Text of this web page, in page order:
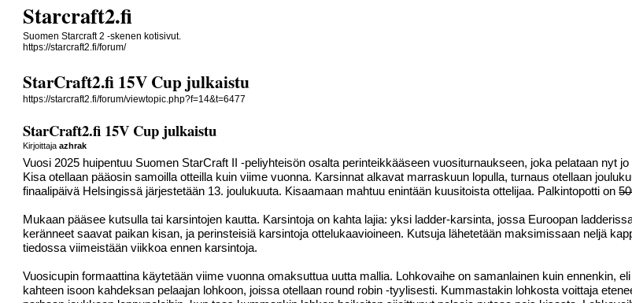
Starcraft2.fi
Suomen Starcraft 2 -skenen kotisivut.
https://starcraft2.fi/forum/
StarCraft2.fi 15V Cup julkaistu
https://starcraft2.fi/forum/viewtopic.php?f=14&t=6477
StarCraft2.fi 15V Cup julkaistu
Kirjoittajaazhrak
Vuosi 2025 huipentuu Suomen StarCraft II -peliyhteisön osalta perinteikkääseen vuositurnaukseen, joka pelataan nyt
Kisa otellaan pääosin samoilla otteilla kuin viime vuonna. Karsinnat alkavat marraskuun lopulla, turnaus otellaan
finaalipäivä Helsingissä järjestetään 13. joulukuuta. Kisaamaan mahtuu enintään kuusitoista ottelijaa. Palkintopotti on
Mukaan pääsee kutsulla tai karsintojen kautta. Karsintoja on kahta lajia: yksi ladder-karsinta, jossa Euroopan
keränneet saavat paikan kisan, ja perinsteisiä karsintoja ottelukaavioineen. Kutsuja lähetetään maksimissaan neljä
tiedossa viimeistään viikkoa ennen karsintoja.
Vuosicupin formaattina käytetään viime vuonna omaksuttua uutta mallia. Lohkovaihe on samanlainen kuin ennenkin,
kahteen isoon kahdeksan pelaajan lohkoon, joissa otellaan round robin -tyylisesti. Kummastakin lohkosta voittaja